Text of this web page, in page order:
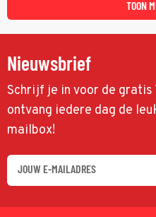
TOON
Nieuwsbrief
Schrijf je in voor de
ontvang iedere dag de
mailbox!